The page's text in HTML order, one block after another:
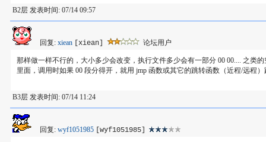
B2层 发表时间: 07/14 09:57
回复: xiean [xiean] 论坛用户
那样做一样不行的，大小多少会改变，执行文件多少会有一部分 00 00.... 之类
里面，调用时如果 00 段分得开，就用 jmp 函数或其它的跳转函数（近程/远程
B3层 发表时间: 07/14 11:24
回复: wyf1051985
[wyf1051985]